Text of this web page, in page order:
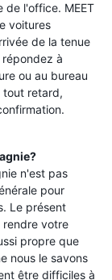
de l'office. MEET
voitures
de la tenue
à
ou au bureau
tout retard,
n'est pas
pour
Le présent
rendre votre
propre que
nous le savons
être difficiles à